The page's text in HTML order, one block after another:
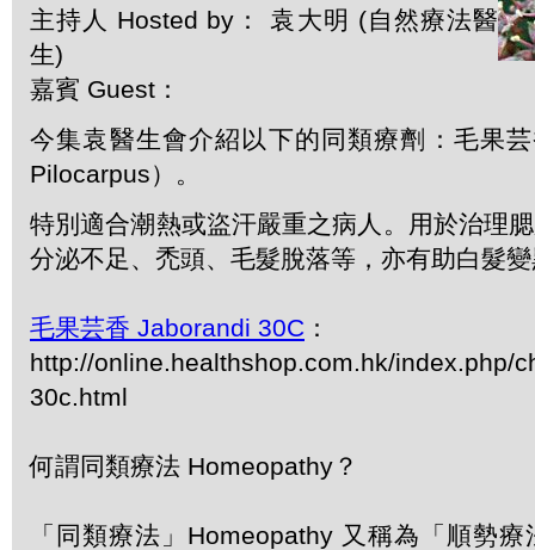
主持人 Hosted by： 袁大明 (自然療法醫
生)
嘉賓 Guest：
今集袁醫生會介紹以下的同類療劑：毛果
Pilocarpus）。
特別適合潮熱或盜汗嚴重之病人。用於治理
分泌不足、禿頭、毛髮脫落等，亦有助白髮
毛果芸香 Jaborandi 30C ：
http://online.healthshop.com.hk/index.php/
30c.html
何謂同類療法 Homeopathy？
「同類療法」Homeopathy 又稱為「順勢